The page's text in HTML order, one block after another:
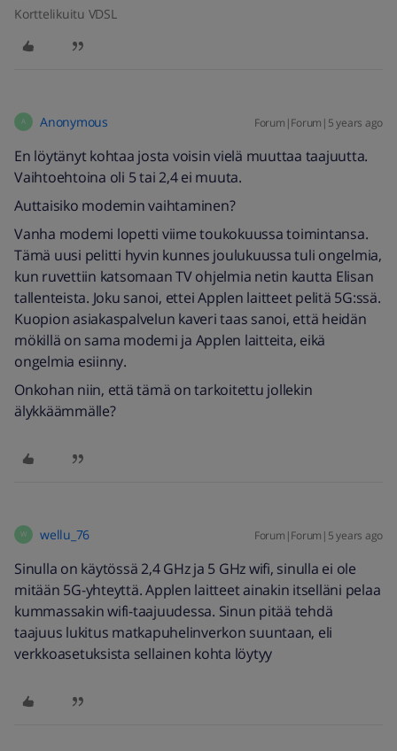
Korttelikuitu VDSL
A Anonymous Forum|Forum|5 years ago
En löytänyt kohtaa josta voisin vielä muuttaa taajuutta.
Vaihtoehtoina oli 5 tai 2,4 ei muuta.
Auttaisiko modemin vaihtaminen?
Vanha modemi lopetti viime toukokuussa toimintansa.
Tämä uusi pelitti hyvin kunnes joulukuussa tuli ongelmia,
kun ruvettiin katsomaan TV ohjelmia netin kautta Elisan
tallenteista. Joku sanoi, ettei Applen laitteet pelitä 5G:ssä.
Kuopion asiakaspalvelun kaveri taas sanoi, että heidän
mökillä on sama modemi ja Applen laitteita, eikä
ongelmia esiinny.
Onkohan niin, että tämä on tarkoitettu jollekin
älykkäämmälle?
W wellu_76 Forum|Forum|5 years ago
Sinulla on käytössä 2,4 GHz ja 5 GHz wifi, sinulla ei ole
mitään 5G-yhteyttä. Applen laitteet ainakin itselläni pelaa
kummassakin wifi-taajuudessa. Sinun pitää tehdä
taajuus lukitus matkapuhelinverkon suuntaan, eli
verkkoasetuksista sellainen kohta löytyy